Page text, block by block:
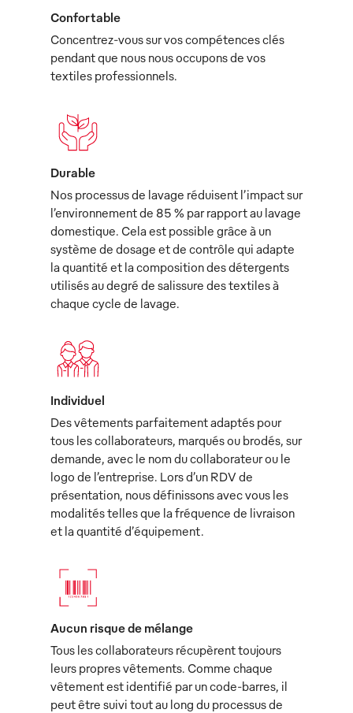
Confortable
Concentrez-vous sur vos compétences clés
pendant que nous nous occupons de vos
textiles professionnels.
Durable
Nos processus de lavage réduisent l’impact sur
l’environnement de 85 % par rapport au lavage
domestique. Cela est possible grâce à un
système de dosage et de contrôle qui adapte
la quantité et la composition des détergents
utilisés au degré de salissure des textiles à
chaque cycle de lavage.
Individuel
Des vêtements parfaitement adaptés pour
tous les collaborateurs, marqués ou brodés, sur
demande, avec le nom du collaborateur ou le
logo de l’entreprise. Lors d’un RDV de
présentation, nous définissons avec vous les
modalités telles que la fréquence de livraison
et la quantité d’équipement.
Aucun risque de mélange
Tous les collaborateurs récupèrent toujours
leurs propres vêtements. Comme chaque
vêtement est identifié par un code-barres, il
peut être suivi tout au long du processus de